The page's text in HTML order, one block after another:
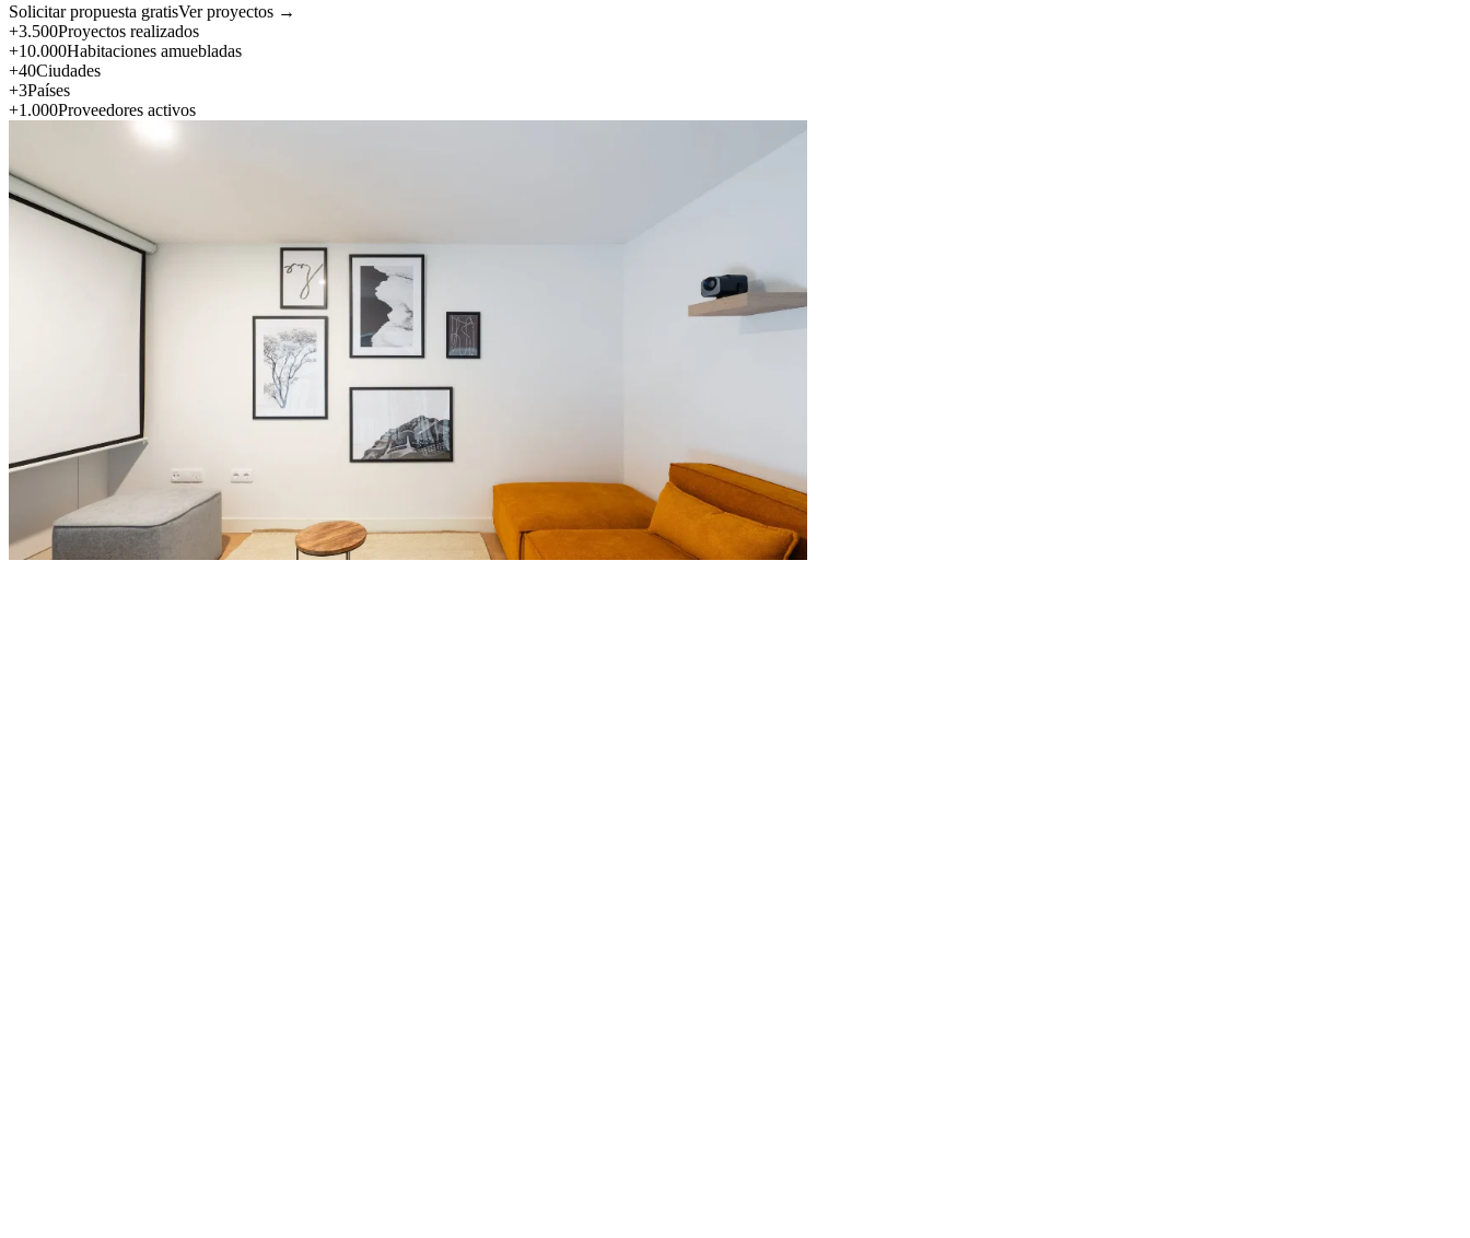
Solicitar propuesta gratisVer proyectos →
+3.500Proyectos realizados
+10.000Habitaciones amuebladas
+40Ciudades
+3Países
+1.000Proveedores activos